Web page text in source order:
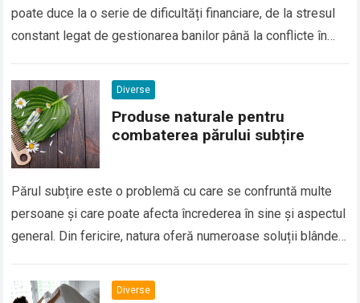
poate duce la o serie de dificultăți financiare, de la stresul
constant legat de gestionarea banilor până la conflicte în
Diverse
Produse naturale pentru
combaterea părului subțire
Părul subțire este o problemă cu care se confruntă multe
persoane și care poate afecta încrederea în sine și aspectul
general. Din fericire, natura oferă numeroase soluții blânde
Diverse